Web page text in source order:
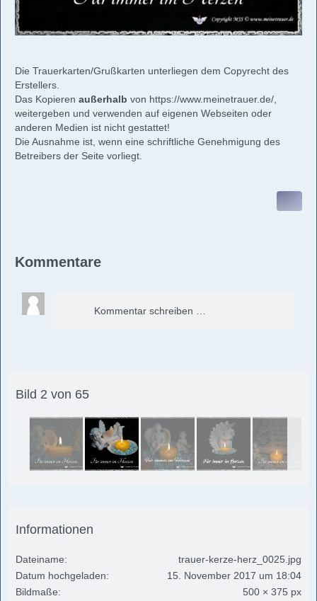
Die Trauerkarten/Grußkarten unterliegen dem Copyrecht des
Erstellers.
Das Kopieren außerhalb von https://www.meinetrauer.de/
weitergeben und verwenden auf eigenen Webseiten oder
anderen Medien ist nicht gestattet!
Die Ausnahme ist, wenn eine schriftliche Genehmigung des
Betreibers der Seite vorliegt.
Kommentare
Kommentar schreiben …
Bild 2 von 65
Informationen
Dateiname
trauer-kerze-herz_0025.jpg
Datum hochgeladen
15. November 2017 um 18:04
Bildmaße
500 × 375 px